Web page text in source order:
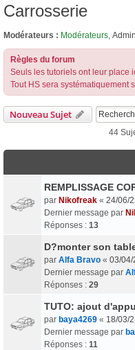
Carrosserie
Modérateurs : Modérateurs,
Règles du forum
Seuls les tutoriels ont leur place
Tout HS sera systématiquement
Nouveau Sujet
44
REMPLISSAGE
par Nikofreak « 24/06/
Dernier message par
Réponses : 13
D?monter son
par Alfa Bravo « 03/04/
Dernier message par
Réponses : 29
TUTO: ajout
par baya4269 « 18/03/
Dernier message par
Réponses : 11